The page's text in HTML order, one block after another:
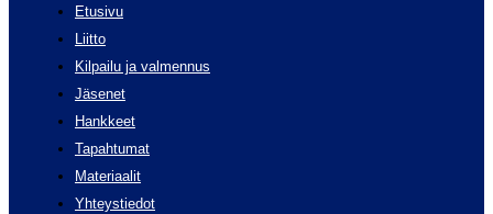
Etusivu
Liitto
Kilpailu ja valmennus
Jäsenet
Hankkeet
Tapahtumat
Materiaalit
Yhteystiedot